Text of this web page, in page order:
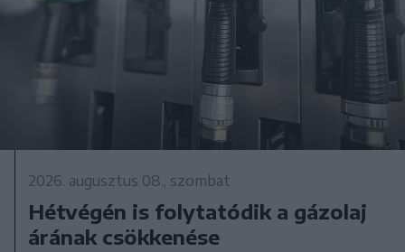
2026. augusztus 08., szombat
Hétvégén is folytatódik a gázolaj
árának csökkenése